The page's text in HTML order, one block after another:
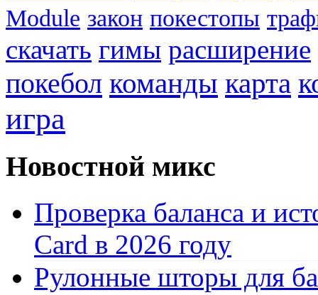
Module закон покестопы
скачать гимы расширение
покебол команды карта
игра
Новостной микс
Проверка баланса и
Card в 2026 году
Рулонные шторы для